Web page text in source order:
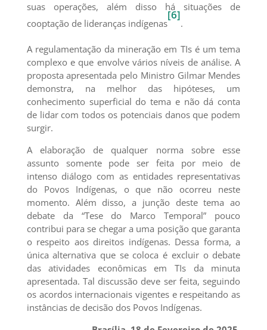
suas operações, além disso há situações de
cooptação de lideranças indígenas
[6]
.
A regulamentação da mineração em TIs é um tema
complexo e que envolve vários níveis de análise. A
proposta apresentada pelo Ministro Gilmar Mendes
demonstra, na melhor das hipóteses, um
conhecimento superficial do tema e não dá conta
de lidar com todos os potenciais danos que podem
surgir.
A elaboração de qualquer norma sobre esse
assunto somente pode ser feita por meio de
intenso diálogo com as entidades representativas
do Povos Indígenas, o que não ocorreu neste
momento. Além disso, a junção deste tema ao
debate da “Tese do Marco Temporal” pouco
contribui para se chegar a uma posição que garanta
o respeito aos direitos indígenas. Dessa forma, a
única alternativa que se coloca é excluir o debate
das atividades econômicas em TIs da minuta
apresentada. Tal discussão deve ser feita, seguindo
os acordos internacionais vigentes e respeitando as
instâncias de decisão dos Povos Indígenas.